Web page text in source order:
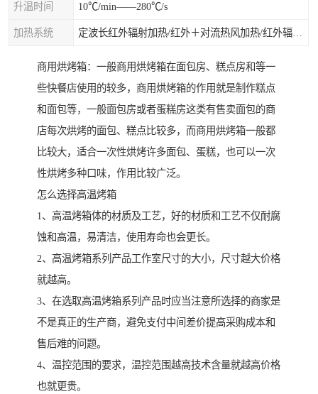
升温时间 10℃/min——280℃/s
加热系统
商用烘烤箱：一般商用烘烤箱在面包房、糕点房和等一
些快餐店使用的较多，商用烘烤箱的作用就是制作糕点
和面包等，一般面包房或者蛋糕房这类有售卖面包的商
店每次烘烤的面包、糕点比较多，而商用烘烤箱一般都
比较大，适合一次性烘烤许多面包、蛋糕，也可以一次
性烘烤多种口味，作用比较广泛。
怎么选择高温烤箱
1、高温烤箱体的材质及工艺，好的材质和工艺不仅耐腐
蚀和高温，易清洁，使用寿命也会更长。
2、高温烤箱系列产品工作室尺寸的大小，尺寸越大价格
就越高。
3、在选取高温烤箱系列产品时应当注意所选择的商家是
不是真正的生产商，避免支付中间差价提高采购成本和
售后难的问题。
4、温控范围的要求，温控范围越高技术含量就越高价格
也就更贵。